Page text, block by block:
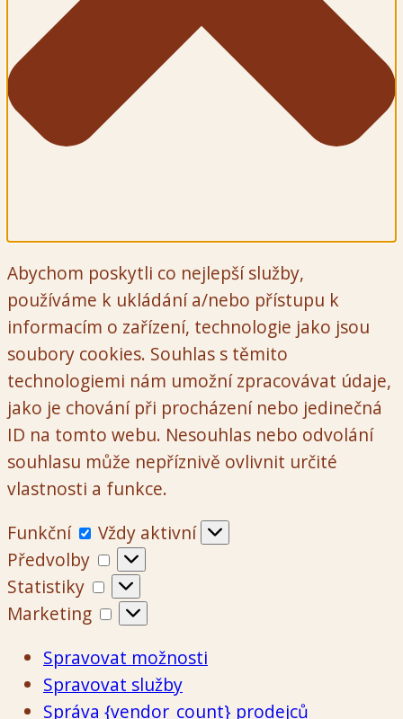
Abychom poskytli co nejlepší služby,
používáme k ukládání a/nebo přístupu k
informacím o zařízení, technologie jako jsou
soubory cookies. Souhlas s těmito
technologiemi nám umožní zpracovávat údaje,
jako je chování při procházení nebo jedinečná
ID na tomto webu. Nesouhlas nebo odvolání
souhlasu může nepříznivě ovlivnit určité
vlastnosti a funkce.
Funkční
Funkční
Vždy aktivní
Předvolby
Předvolby
Statistiky
Statistiky
Marketing
Marketing
Spravovat možnosti
Spravovat služby
Správa {vendor_count} prodejců